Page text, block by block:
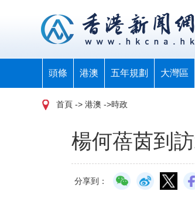
頭條 港澳 五年規劃 大灣區
首頁 -> 港澳 ->時政
楊何蓓茵到
分享到：